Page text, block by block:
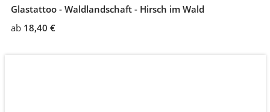
Glastattoo - Waldlandschaft - Hirsch im Wald
ab 18,40 €